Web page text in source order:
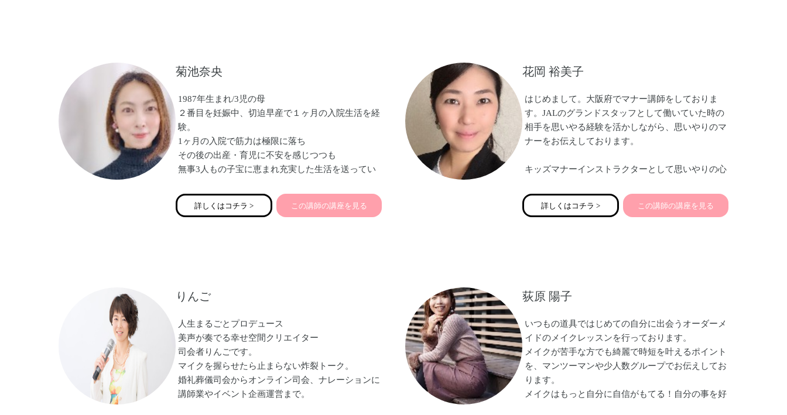
菊池奈央
1987年生まれ/3児の母
２番目を妊娠中、切迫早産で１ヶ月の入院生活を経
験。
1ヶ月の入院で筋力は極限に落ち
その後の出産・育児に不安を感じつつも
無事3人もの子宝に恵まれ充実した生活を送ってい
しかし、入院生活で筋力の衰えを痛感し
この現代社会において
【ズボラでも楽しめる布ナプキン講座】
詳しくはコチラ > この講師の講座を見る
花岡 裕美子
はじめまして。大阪府でマナー講師をしておりま
す。JALのグランドスタッフとして働いていた時の
相手を思いやる経験を活かしながら、思いやりのマ
ナーをお伝えしております。
キッズマナーインストラクターとして思いやりの心
（ママ向け・親子向け）、公共の場でのマナー、友
だちと仲良くできるマナー・新一年生向けの準備講
ております。
思いやりに溢れた講座を開催しております♡
詳しくはコチラ > この講師の講座を見る
りんご
人生まるごとプロデュース
美声が奏でる幸せ空間クリエイター
司会者りんごです。
マイクを握らせたら止まらない炸裂トーク。
婚礼葬儀司会からオンライン司会、ナレーションに
講師業やイベント企画運営まで。
荻原 陽子
いつもの道具ではじめての自分に出会うオーダーメ
イドのメイクレッスンを行っております。
メイクが苦手な方でも綺麗で時短を叶えるポイント
を、マンツーマンや少人数グループでお伝えしてお
ります。
メイクはもっと自分に自信がもてる！自分の事を好